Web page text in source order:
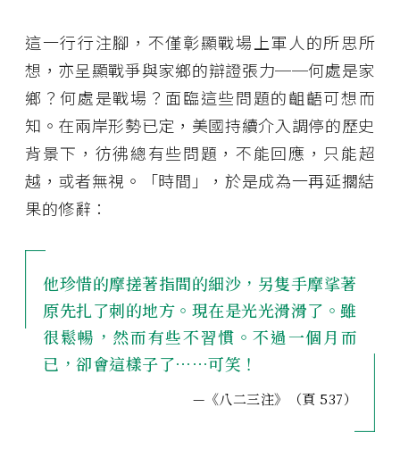
這一行行注腳，不僅彰顯戰場上軍人的所思所
想，亦呈顯戰爭與家鄉的辯證張力──何處是家
鄉？何處是戰場？面臨這些問題的齟齬可想而
知。在兩岸形勢已定，美國持續介入調停的歷史
背景下，彷彿總有些問題，不能回應，只能超
越，或者無視。「時間」，於是成為一再延擱結
果的修辭：
他珍惜的摩搓著指間的細沙，另隻手摩挲著
原先扎了刺的地方。現在是光光滑滑了。雖
很鬆暢，然而有些不習慣。不過一個月而
已，卻會這樣子了⋯⋯可笑！
—《八二三注》（頁 537）